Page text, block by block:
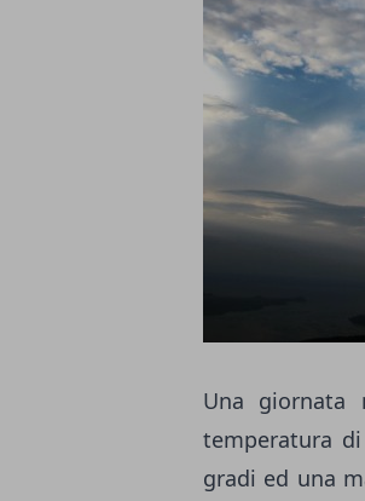
Una giornata
temperatura
gradi ed una